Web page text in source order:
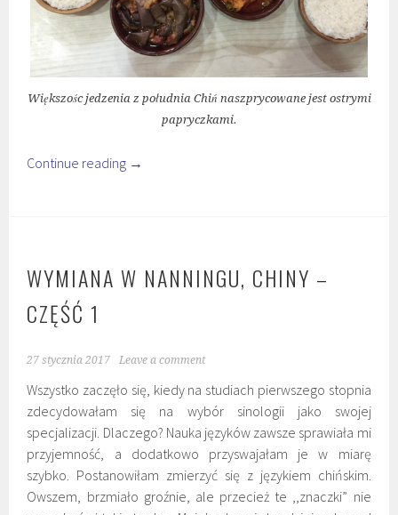
Większośc jedzenia z południa Chiń naszprycowane jest ostrymi
papryczkami.
Continue reading →
WYMIANA W NANNINGU, CHINY –
CZĘŚĆ 1
27 stycznia 2017 Leave a comment
Wszystko zaczęło się, kiedy na studiach pierwszego stopnia
zdecydowałam się na wybór sinologii jako swojej
specjalizacji. Dlaczego? Nauka języków zawsze sprawiała mi
przyjemność, a dodatkowo przyswajałam je w miarę
szybko. Postanowiłam zmierzyć się z językiem chińskim.
Owszem, brzmiało groźnie, ale przecież te ,,znaczki” nie